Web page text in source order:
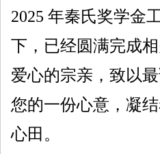
2025 年秦氏奖学金
下，已经圆满完成
爱心的宗亲，致以
您的一份心意，凝
心田。